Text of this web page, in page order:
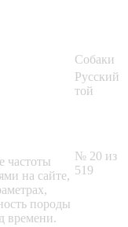
Собаки
Русский
той
частоты
на сайте,
породы
времени.
№ 20 из
519